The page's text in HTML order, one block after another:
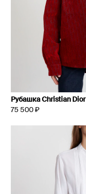
Рубашка Christian Dior
75 500 ₽